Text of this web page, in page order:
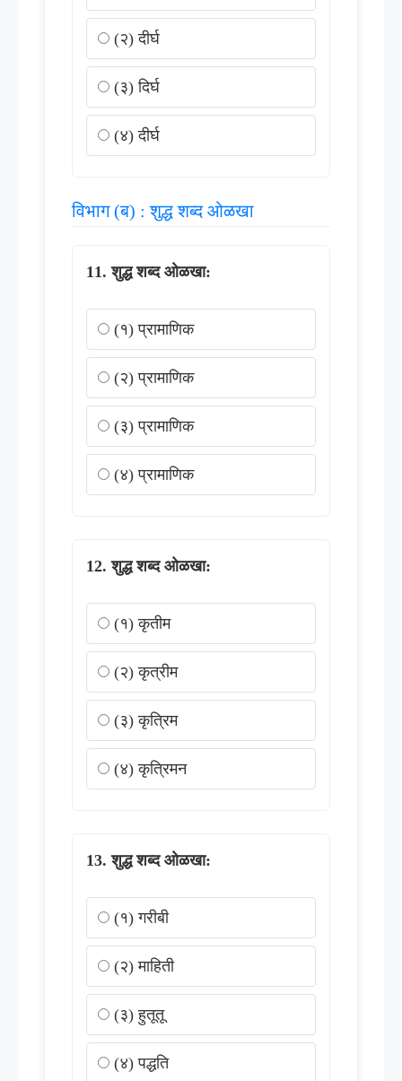
(२) दीर्घ
(३) दिर्घ
(४) दीर्घ
विभाग (ब) : शुद्ध शब्द ओळखा
शुद्ध शब्द ओळखा:
(१) प्रामाणिक
(२) प्रामाणिक
(३) प्रामाणिक
(४) प्रामाणिक
शुद्ध शब्द ओळखा:
(१) कृतीम
(२) कृत्रीम
(३) कृत्रिम
(४) कृत्रिमन
शुद्ध शब्द ओळखा:
(१) गरीबी
(२) माहिती
(३) हुतूतू
(४) पद्धति